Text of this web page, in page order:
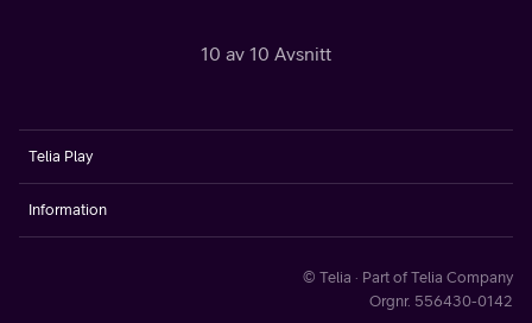
10 av 10 Avsnitt
Telia Play
Information
© Telia · Part of Telia Company
Orgnr. 556430-0142